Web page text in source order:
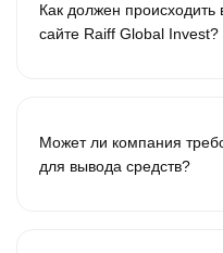
Как должен происходить
сайте Raiff Global Invest?
Может ли компания
для вывода средств?